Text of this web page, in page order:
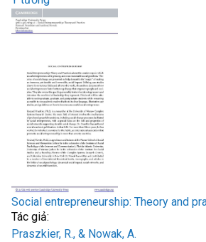
Social entrepreneurship: Theory and
Tác giả:
Praszkier, R., & Nowak, A.